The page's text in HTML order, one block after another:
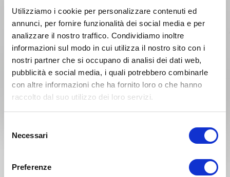
Utilizziamo i cookie per personalizzare contenuti ed
annunci, per fornire funzionalità dei social media e per
analizzare il nostro traffico. Condividiamo inoltre
informazioni sul modo in cui utilizza il nostro sito con i
nostri partner che si occupano di analisi dei dati web,
pubblicità e social media, i quali potrebbero combinarle
con altre informazioni che ha fornito loro o che hanno
raccolto dal suo utilizzo dei loro servizi.
delNecessari
Preferenze
GAS GAS ECF 500 Anno 2026